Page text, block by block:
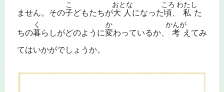
ません。その子
こ
どもたちが大人
おとな
になった頃
ころ
、 私
わたし
た
ちの暮
く
らしがどのように変
か
わっているか、 考
かんが
えてみ
てはいかがでしょうか。